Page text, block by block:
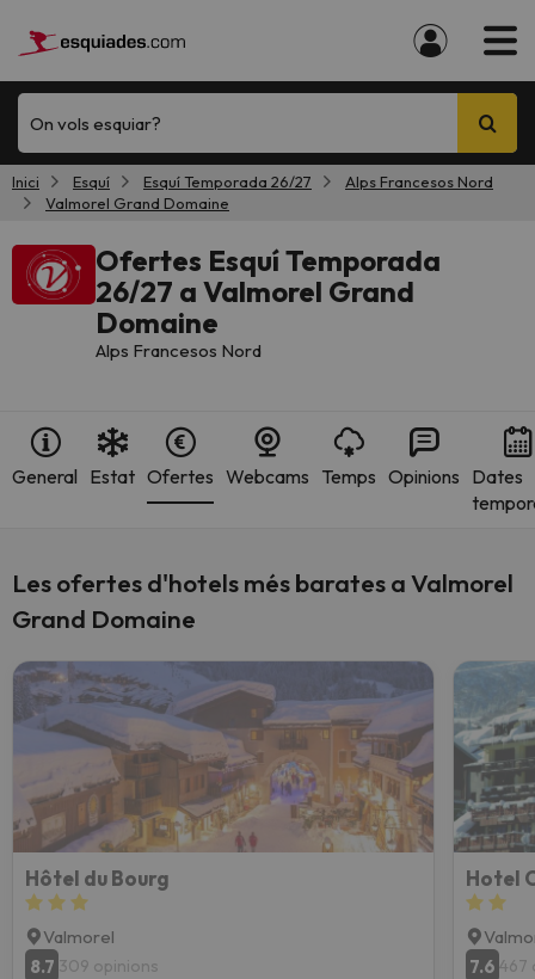
On vols esquiar?
Inici Esquí Esquí Temporada 26/27
Alps Francesos Nord
Valmorel Grand Domaine
Ofertes Esquí Temporada
26/27 a Valmorel Grand
Domaine
Alps Francesos Nord
General Estat Ofertes Webcams Temps Opinions Dates
Les ofertes d'hotels més barates a Valmorel
Grand Domaine
Hôtel du Bourg
Valmorel
8.7 309 opinions
Hotel
7.6 467